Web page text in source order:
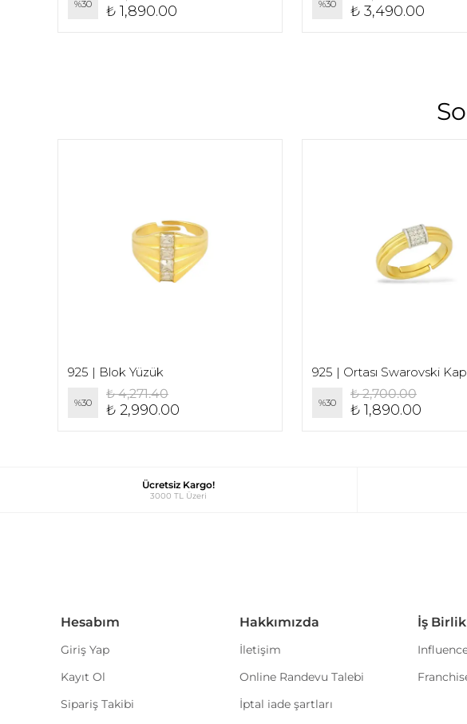
%30 ₺ 1,890.00 %30 ₺ 3,490.00
925 | Blok Yüzük
%30
₺ 4,271.40
₺ 2,990.00 %30
₺ 2,700.00
₺ 1,890.00
Ücretsiz Kargo!
3000 TL Üzeri
Hesabım
Giriş Yap
Kayıt Ol
Sipariş Takibi
Hakkımızda
İletişim
Online Randevu Talebi
İptal iade şartları
İş